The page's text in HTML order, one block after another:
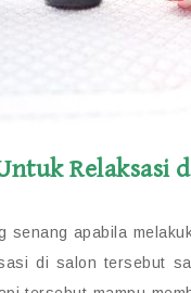
Relaksasi
apabila
di salon tersebut